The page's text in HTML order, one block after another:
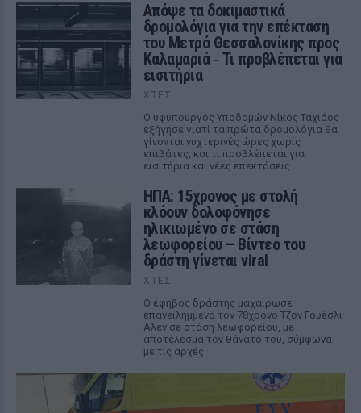
Απόψε τα δοκιμαστικά
δρομολόγια για την επέκταση
του Μετρό Θεσσαλονίκης προς
Καλαμαριά ‑ Τι προβλέπεται για
εισιτήρια
ΧΤΕΣ
Ο υφυπουργός Υποδομών Νίκος Ταχιάος
εξήγησε γιατί τα πρώτα δρομολόγια θα
γίνονται νυχτερινές ώρες χωρίς
επιβάτες, και τι προβλέπεται για
εισιτήρια και νέες επεκτάσεις.
ΗΠΑ: 15χρονος με στολή
κλόουν δολοφόνησε
ηλικιωμένο σε στάση
λεωφορείου – Βίντεο του
δράστη γίνεται viral
ΧΤΕΣ
Ο έφηβος δράστης μαχαίρωσε
επανειλημμένα τον 78χρονο Τζον Γουέσλι
Αλεν σε στάση λεωφορείου, με
αποτέλεσμα τον θάνατό του, σύμφωνα
με τις αρχές